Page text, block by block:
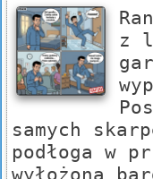
z
samych
podłoga w
wyłożona